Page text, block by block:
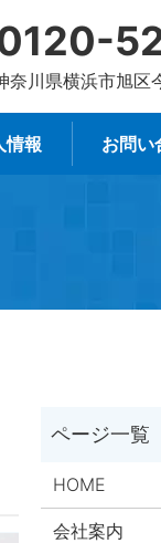
川県横浜市旭区
情報 お問い
HOME
会社案内